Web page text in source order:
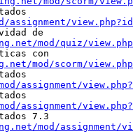
de
mod/quiz/
con
mod/scorm/
assignment/
assignment/
7.3
mod/assignment/